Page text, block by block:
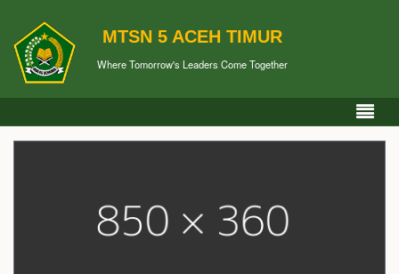
MTSN 5 ACEH TIMUR
Where Tomorrow's Leaders Come Together